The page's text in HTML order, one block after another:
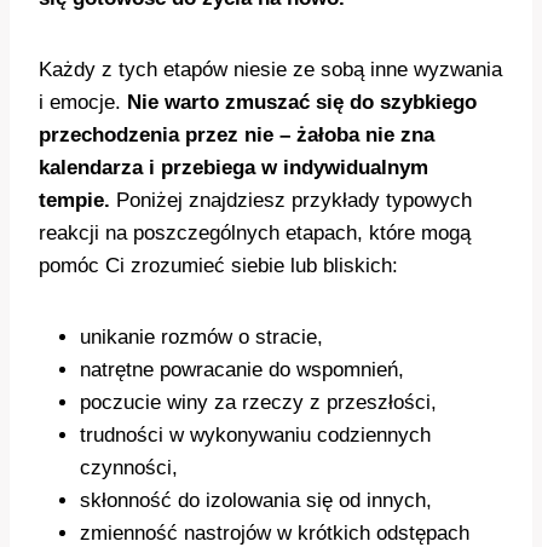
Każdy z tych etapów niesie ze sobą inne wyzwania
i emocje. Nie warto zmuszać się do szybkiego
przechodzenia przez nie – żałoba nie zna
kalendarza i przebiega w indywidualnym
tempie. Poniżej znajdziesz przykłady typowych
reakcji na poszczególnych etapach, które mogą
pomóc Ci zrozumieć siebie lub bliskich:
unikanie rozmów o stracie,
natrętne powracanie do wspomnień,
poczucie winy za rzeczy z przeszłości,
trudności w wykonywaniu codziennych
czynności,
skłonność do izolowania się od innych,
zmienność nastrojów w krótkich odstępach